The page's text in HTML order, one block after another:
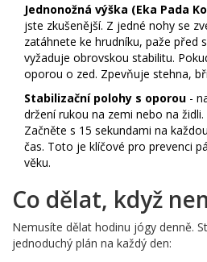
Jednonožná výška (Eka Pada
jste zkušenější. Z jedné nohy se
zatáhnete ke hrudníku, paže před
vyžaduje obrovskou stabilitu.
oporou o zed. Zpevňuje stehna,
Stabilizační polohy s oporou -
držení rukou na zemi nebo na
Začněte s 15 sekundami na
čas. Toto je klíčové pro prevenci
věku.
Co dělat, když
Nemusíte dělat hodinu jógy denně.
jednoduchý plán na každý den: